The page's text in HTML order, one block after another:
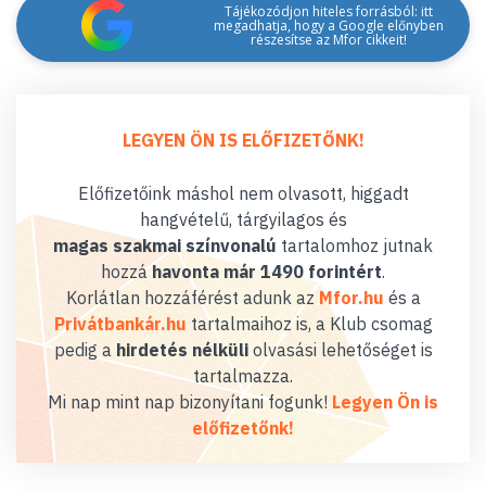
Tájékozódjon hiteles forrásból: itt
megadhatja, hogy a Google előnyben
részesítse az Mfor cikkeit!
LEGYEN ÖN IS ELŐFIZETŐNK!
Előfizetőink máshol nem olvasott, higgadt
hangvételű, tárgyilagos és
magas szakmai színvonalú tartalomhoz jutnak
hozzáhavonta már 1490 forintért.
Korlátlan hozzáférést adunk az Mfor.hu és a
Privátbankár.hu tartalmaihoz is, a Klub csomag
pedig a hirdetés nélküliolvasási lehetőséget is
tartalmazza.
Mi nap mint nap bizonyítani fogunk! Legyen Ön is
előfizetőnk!